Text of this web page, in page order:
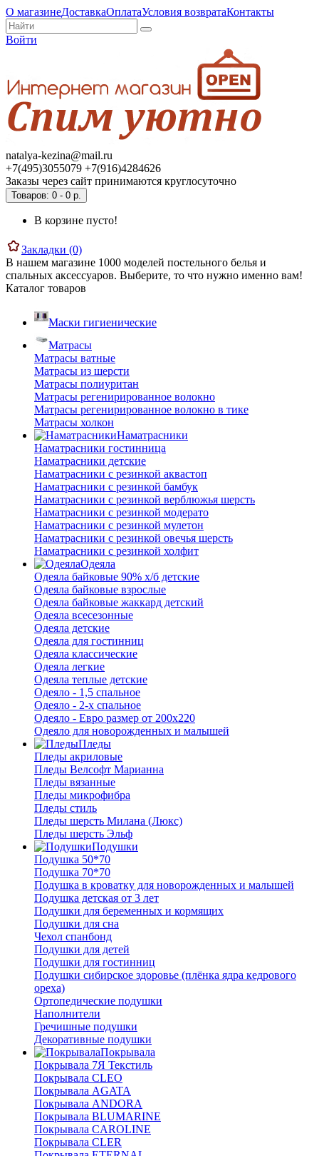
О магазинеДоставкаОплатаУсловия возвратаКонтакты
Войти
natalya-kezina@mail.ru
+7(495)3055079 +7(916)4284626
Заказы через сайт принимаются круглосуточно
Товаров: 0 - 0 р.
В корзине пусто!
Закладки (0)
В нашем магазине 1000 моделей постельного белья и
спальных аксессуаров. Выберите, то что нужно именно вам!
Каталог товаров
Маски гигиенические
Матрасы
Матрасы ватные
Матрасы из шерсти
Матрасы полиуритан
Матрасы регенирированное волокно
Матрасы регенирированное волокно в тике
Матрасы холкон
Наматрасники
Наматрасники гостинница
Наматрасники детские
Наматрасники с резинкой аквастоп
Наматрасники с резинкой бамбук
Наматрасники с резинкой верблюжья шерсть
Наматрасники с резинкой модерато
Наматрасники с резинкой мулетон
Наматрасники с резинкой овечья шерсть
Наматрасники с резинкой холфит
Одеяла
Одеяла байковые 90% х/б детские
Одеяла байковые взрослые
Одеяла байковые жаккард детский
Одеяла всесезонные
Одеяла детские
Одеяла для гостинниц
Одеяла классические
Одеяла легкие
Одеяла теплые детские
Одеяло - 1,5 спальное
Одеяло - 2-х спальное
Одеяло - Евро размер от 200х220
Одеяло для новорожденных и малышей
Пледы
Пледы акриловые
Пледы Велсофт Марианна
Пледы вязанные
Пледы микрофибра
Пледы стиль
Пледы шерсть Милана (Люкс)
Пледы шерсть Эльф
Подушки
Подушка 50*70
Подушка 70*70
Подушка в кроватку для новорожденных и малышей
Подушка детская от 3 лет
Подушки для беременных и кормящих
Подушки для сна
Чехол спанбонд
Подушки для детей
Подушки для гостинниц
Подушки сибирское здоровье (плёнка ядра кедрового
ореха)
Ортопедические подушки
Наполнители
Гречишные подушки
Декоративные подушки
Покрывала
Покрывала 7Я Текстиль
Покрывала CLEO
Покрывала AGATA
Покрывала ANDORA
Покрывала BLUMARINE
Покрывала CAROLINE
Покрывала CLER